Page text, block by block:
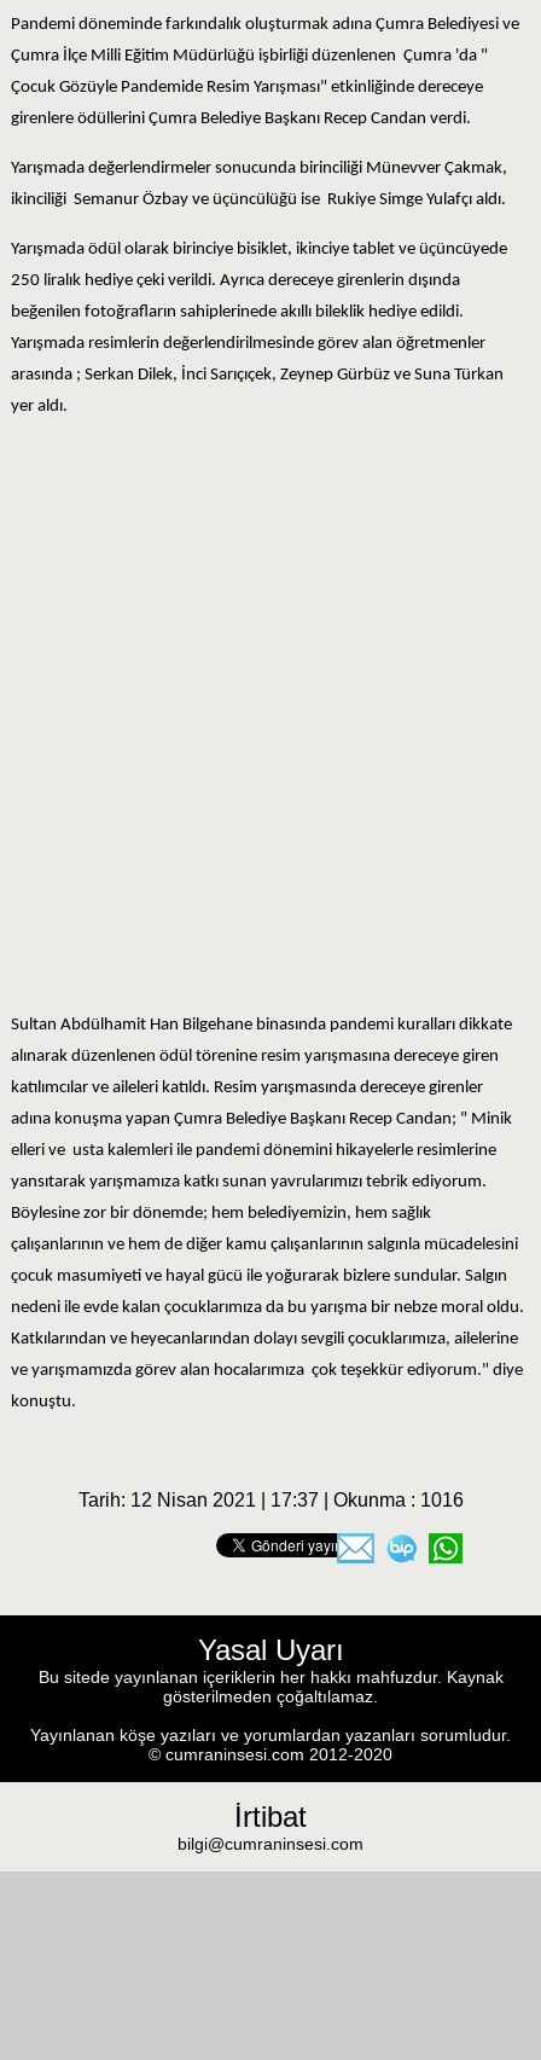
Pandemi döneminde farkındalık oluşturmak adına Çumra Belediyesi ve
Çumra İlçe Milli Eğitim Müdürlüğü işbirliği düzenlenen Çumra 'da "
Çocuk Gözüyle Pandemide Resim Yarışması" etkinliğinde dereceye
girenlere ödüllerini Çumra Belediye Başkanı Recep Candan verdi.
Yarışmada değerlendirmeler sonucunda birinciliği Münevver Çakmak,
ikinciliği Semanur Özbay ve üçüncülüğü ise Rukiye Simge Yulafçı aldı.
Yarışmada ödül olarak birinciye bisiklet, ikinciye tablet ve üçüncüyede
250 liralık hediye çeki verildi. Ayrıca dereceye girenlerin dışında
beğenilen fotoğrafların sahiplerinede akıllı bileklik hediye edildi.
Yarışmada resimlerin değerlendirilmesinde görev alan öğretmenler
arasında ; Serkan Dilek, İnci Sarıçıçek, Zeynep Gürbüz ve Suna Türkan
yer aldı.
Sultan Abdülhamit Han Bilgehane binasında pandemi kuralları dikkate
alınarak düzenlenen ödül törenine resim yarışmasına dereceye giren
katılımcılar ve aileleri katıldı. Resim yarışmasında dereceye girenler
adına konuşma yapan Çumra Belediye Başkanı Recep Candan; " Minik
elleri ve usta kalemleri ile pandemi dönemini hikayelerle resimlerine
yansıtarak yarışmamıza katkı sunan yavrularımızı tebrik ediyorum.
Böylesine zor bir dönemde; hem belediyemizin, hem sağlık
çalışanlarının ve hem de diğer kamu çalışanlarının salgınla mücadelesini
çocuk masumiyeti ve hayal gücü ile yoğurarak bizlere sundular. Salgın
nedeni ile evde kalan çocuklarımıza da bu yarışma bir nebze moral oldu.
Katkılarından ve heyecanlarından dolayı sevgili çocuklarımıza, ailelerine
ve yarışmamızda görev alan hocalarımıza çok teşekkür ediyorum." diye
konuştu.
Tarih: 12 Nisan 2021 | 17:37 | Okunma : 1016
Yasal Uyarı
Bu sitede yayınlanan içeriklerin her hakkı mahfuzdur. Kaynak
gösterilmeden çoğaltılamaz.
Yayınlanan köşe yazıları ve yorumlardan yazanları sorumludur.
© cumraninsesi.com 2012-2020
İrtibat
bilgi@cumraninsesi.com